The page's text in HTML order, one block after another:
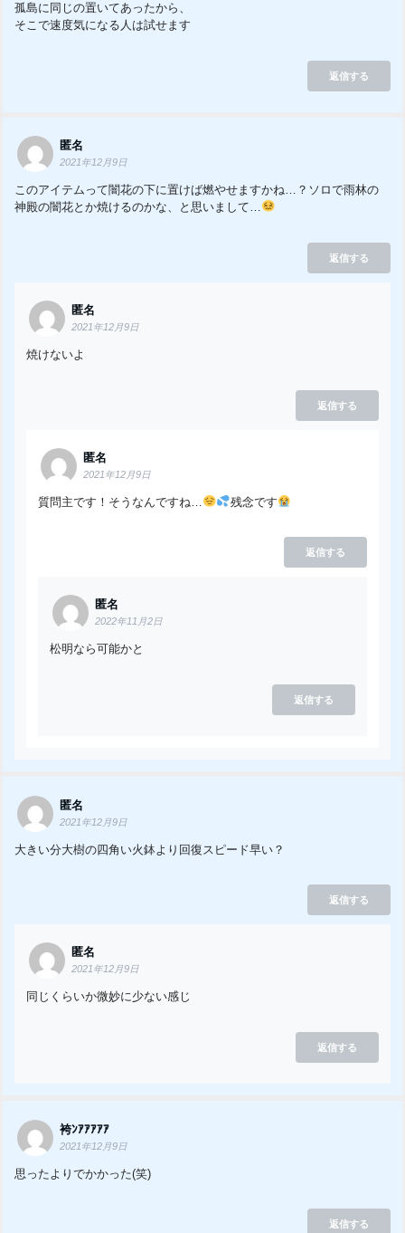
孤島に同じの置いてあったから、
そこで速度気になる人は試せます
返信する
匿名
2021年12月9日
このアイテムって闇花の下に置けば燃やせますかね…？ソロで雨林の
神殿の闇花とか焼けるのかな、と思いまして…
返信する
匿名
2021年12月9日
焼けないよ
返信する
匿名
2021年12月9日
質問主です！そうなんですね… 残念です
返信する
匿名
2022年11月2日
松明なら可能かと
返信する
匿名
2021年12月9日
大きい分大樹の四角い火鉢より回復スピード早い？
返信する
匿名
2021年12月9日
同じくらいか微妙に少ない感じ
返信する
袴ﾝｱｱｱｱｱ
2021年12月9日
思ったよりでかかった(笑)
返信する